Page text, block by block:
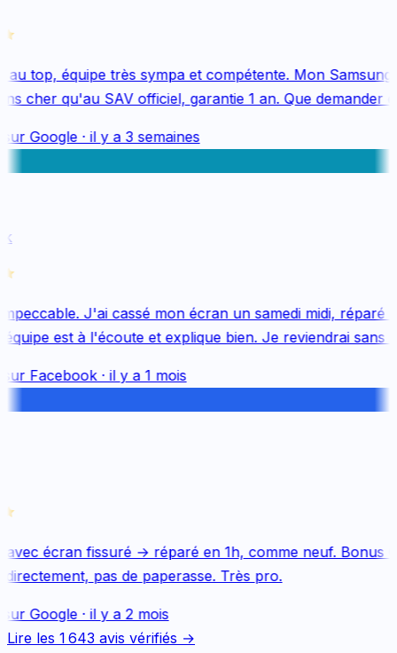
top, équipe très sympa et compétente. Mon Samsung
cher qu'au SAV officiel, garantie 1 an. Que demander
Google· il y a 3 semaines
J'ai cassé mon écran un samedi midi, réparé le
est à l'écoute et explique bien. Je reviendrai sans
Facebook· il y a 1 mois
écran fissuré → réparé en 1h, comme neuf. Bonus
pas de paperasse. Très pro.
Google· il y a 2 mois
Lire les 1 643 avis vérifiés →